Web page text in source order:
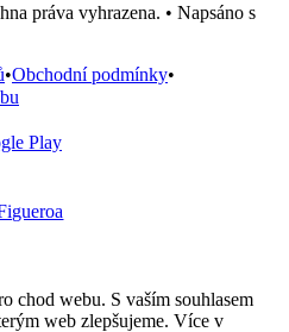
práva vyhrazena. • Napsáno s
•Obchodní podmínky•
Play
chod webu. S vaším souhlasem
web zlepšujeme. Více v